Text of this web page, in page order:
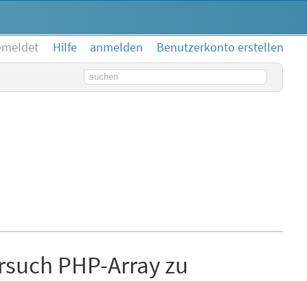
Hilfe anmelden
Benutzerkonto erstellen
Suchbegriff
PHP-Array zu